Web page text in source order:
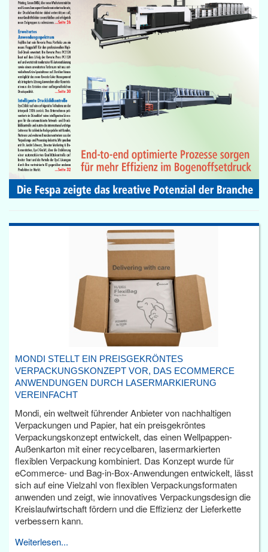
MONDI STELLT EIN PREISGEKRÖNTES
VERPACKUNGSKONZEPT VOR, DAS ECOMMERCE
ANWENDUNGEN DURCH LASERMARKIERUNG
VEREINFACHT
Mondi, ein weltweit führender Anbieter von nachhaltigen
Verpackungen und Papier, hat ein preisgekröntes
Verpackungskonzept entwickelt, das einen Wellpappen-
Außenkarton mit einer recycelbaren, lasermarkierten
flexiblen Verpackung kombiniert. Das Konzept wurde für
eCommerce- und Bag-in-Box-Anwendungen entwickelt, lässt
sich auf eine Vielzahl von flexiblen Verpackungsformaten
anwenden und zeigt, wie innovatives Verpackungsdesign die
Kreislaufwirtschaft fördern und die Effizienz der Lieferkette
verbessern kann.
Weiterlesen...